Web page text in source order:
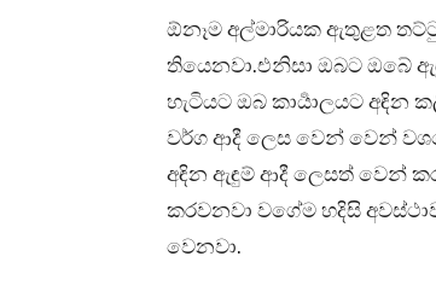
ඕනෑම අල්මාරියක ඇතුළත
තියෙනවා.එනිසා ඔබට ඔබේ
හැටියට ඔබ කාර්‍යාලයට අඳින
වර්ග ආදී ලෙස වෙන් වෙන්
අඳින ඇඳුම් ආදී ලෙසත් වෙන්
කරවනවා වගේම හදිසි
වෙනවා.